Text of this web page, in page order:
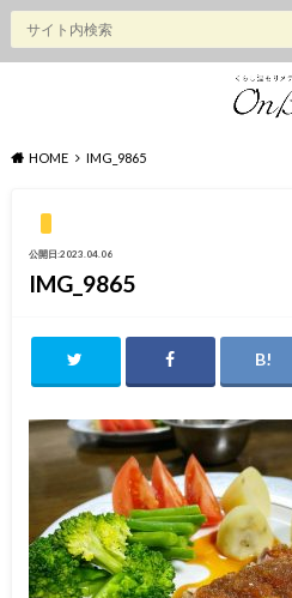
HOME IMG_9865
公開日:2023.04.06
IMG_9865